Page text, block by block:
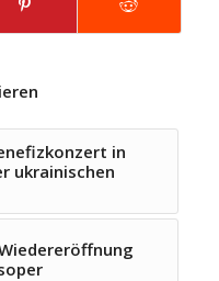
in
ukrainischen